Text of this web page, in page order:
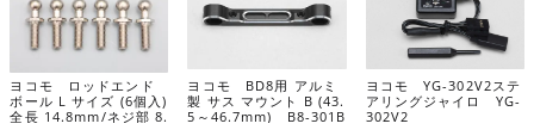
ヨコモ ロッドエンド
ボール L サイズ (6個入)
全長 14.8mm/ネジ部 8.
ヨコモ BD8用 アルミ
製 サス マウント B (43.
5～46.7mm) B8-301B
ヨコモ YG-302V2ステ
アリングジャイロ YG-
302V2